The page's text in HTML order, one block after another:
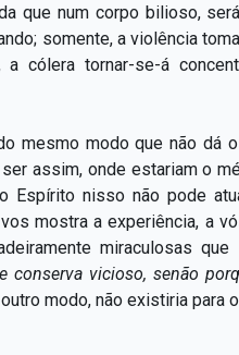
que num corpo bilioso,
somente, a violência
cólera tornar-se-á
mesmo modo que não dá
assim, onde estariam o
Espírito nisso não pode
mostra a experiência, a
miraculosas
conserva vicioso, senão
modo, não existiria para